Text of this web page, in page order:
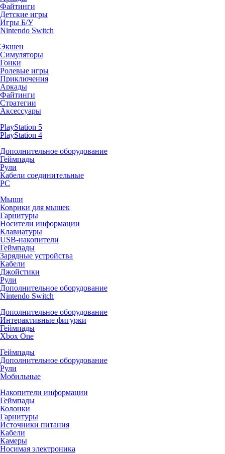
Файтинги
Детские игры
Игры Б/У
Nintendo Switch
Экшен
Симуляторы
Гонки
Ролевые игры
Приключения
Аркады
Файтинги
Стратегии
Аксессуары
PlayStation 5
PlayStation 4
Дополнительное оборудование
Геймпады
Рули
Кабели соединительные
PC
Мыши
Коврики для мышек
Гарнитуры
Носители информации
Клавиатуры
USB-накопители
Геймпады
Зарядные устройства
Кабели
Джойстики
Рули
Дополнительное оборудование
Nintendo Switch
Дополнительное оборудование
Интерактивные фигурки
Геймпады
Xbox One
Геймпады
Дополнительное оборудование
Рули
Мобильные
Накопители информации
Геймпады
Колонки
Гарнитуры
Источники питания
Кабели
Камеры
Носимая электроника